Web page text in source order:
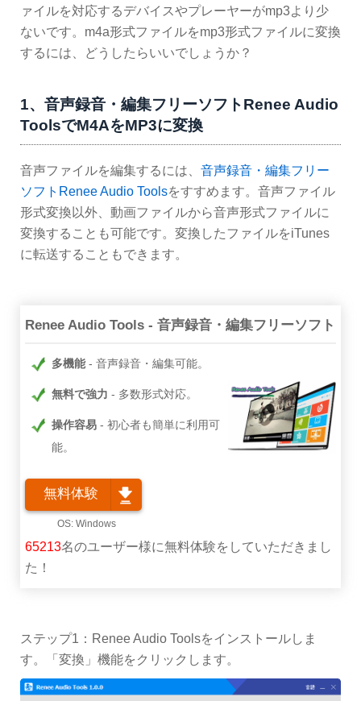
ァイルを対応するデバイスやプレーヤーがmp3より少
ないです。m4a形式ファイルをmp3形式ファイルに変換
するには、どうしたらいいでしょうか？
1、音声録音・編集フリーソフトRenee Audio
ToolsでM4AをMP3に変換
音声ファイルを編集するには、 音声録音・編集フリー
ソフトRenee Audio Toolsをすすめます。音声ファイル
形式変換以外、動画ファイルから音声形式ファイルに
変換することも可能です。変換したファイルをiTunes
に転送することもできます。
Renee Audio Tools - 音声録音・編集フリーソフト
多機能 音声録音・編集可能。
無料で強力 多数形式対応。
操作容易
初心者も簡単に利用可
能。
無料体験
65213名のユーザー様に無料体験をしていただきまし
た！
ステップ1：Renee Audio Toolsをインストールしま
す。「変換」機能をクリックします。